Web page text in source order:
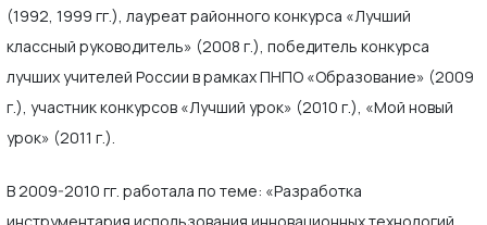
(1992, 1999 гг.), лауреат районного конкурса «Лучший
классный руководитель» (2008 г.), победитель конкурса
лучших учителей России в рамках ПНПО «Образование» (2009
г.), участник конкурсов «Лучший урок» (2010 г.), «Мой новый
урок» (2011 г.).
В 2009-2010 гг. работала по теме: «Разработка